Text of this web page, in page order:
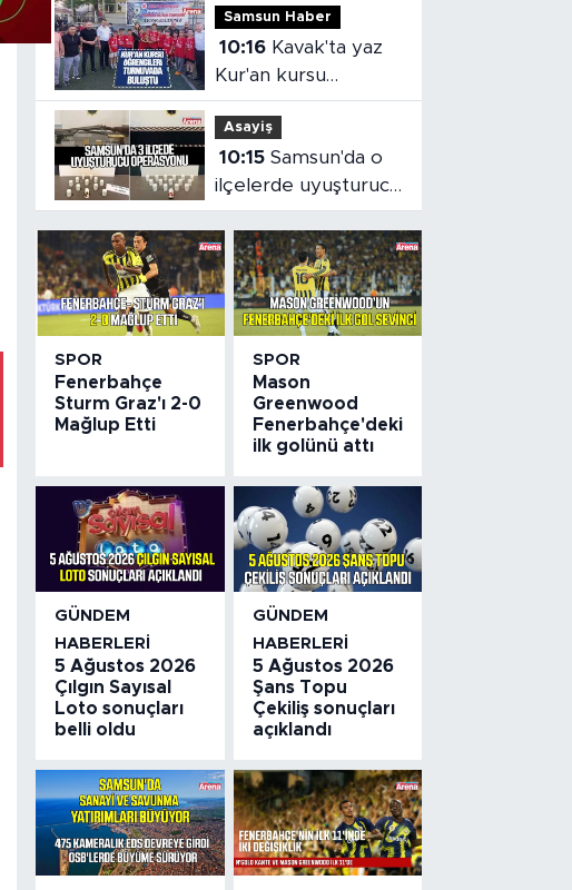
paylaşım
Samsun Haber
10:16
Kur'an kursu
öğrencileri
turnuvada buluştu
Asayiş
10:15 Samsun'da o
ilçelerde uyuşturucu
operasyonu
SPOR
Fenerbahçe
Sturm Graz'ı 2-0
Mağlup Etti
SPOR
Mason
Greenwood
Fenerbahçe'deki
ilk golünü attı
GÜNDEM
HABERLERI
5 Ağustos 2026
Çılgın Sayısal
Loto sonuçları
belli oldu
GÜNDEM
HABERLERI
5 Ağustos 2026
Şans Topu
Çekiliş sonuçları
açıklandı